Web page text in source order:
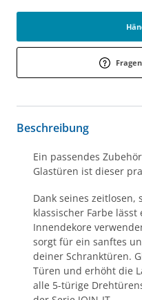
Beschreibung
Ein passendes
Glastüren ist dieser
Dank seines zeitlosen,
klassischer Farbe
Innendekore
sorgt für ein sanftes
deiner Schranktüren.
Türen und erhöht die
alle 5-türige